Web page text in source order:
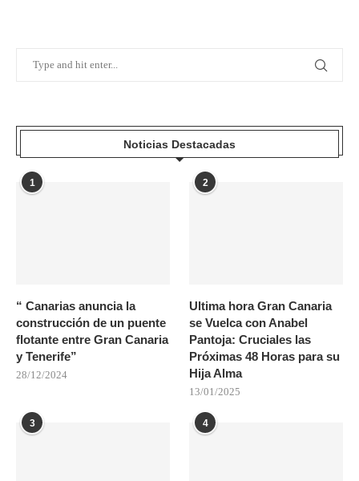
Noticias Destacadas
1
“ Canarias anuncia la
construcción de un puente
flotante entre Gran Canaria
y Tenerife”
28/12/2024
2
Ultima hora Gran Canaria
se Vuelca con Anabel
Pantoja: Cruciales las
Próximas 48 Horas para su
Hija Alma
13/01/2025
3 4